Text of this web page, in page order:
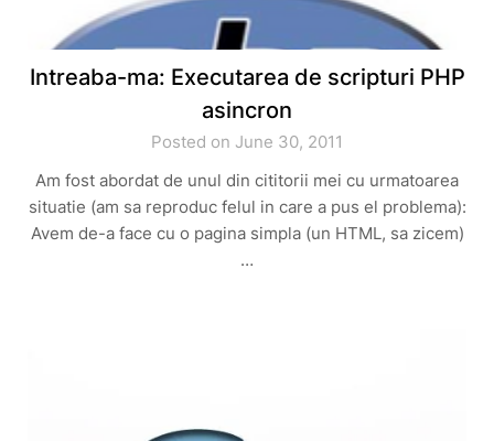
Intreaba-ma: Executarea de scripturi PHP
asincron
Posted on June 30, 2011
Am fost abordat de unul din cititorii mei cu urmatoarea
situatie (am sa reproduc felul in care a pus el problema):
Avem de-a face cu o pagina simpla (un HTML, sa zicem)
…